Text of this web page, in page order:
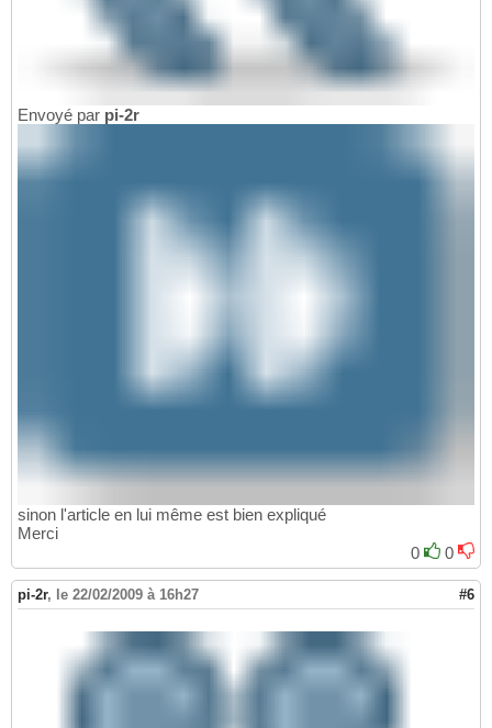
Envoyé par pi-2r
sinon l'article en lui même est bien expliqué
Merci
0
0
pi-2r, le 22/02/2009 à 16h27 #6